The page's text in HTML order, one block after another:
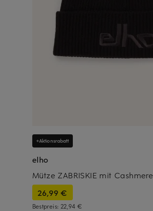
+Aktionsrabatt
elho
Mütze ZABRISKIE mit Cashmere
26,99 €
Bestpreis:22,94 €